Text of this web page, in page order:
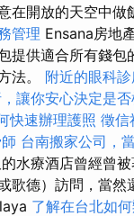
在開放的天空中做
管理 Ensana房地
提供適合所有錢包
法。 附近的眼科
讓你安心決定是
快速辦理護照 徵信
台南搬家公司，
水療酒店曾經曾
歌德）訪問，當然
了解在台北如